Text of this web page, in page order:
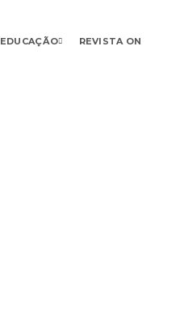
EDUCAÇÃO REVISTA ON